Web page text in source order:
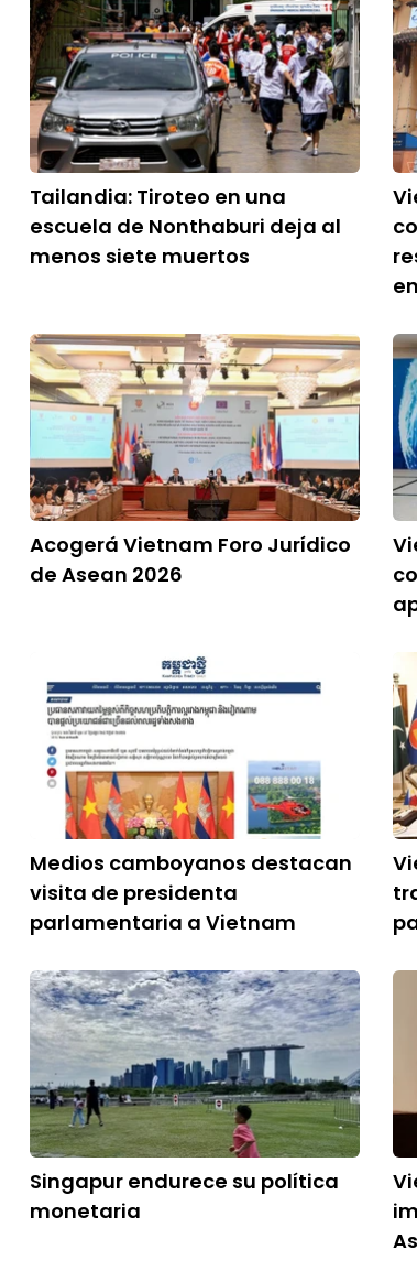
Tailandia: Tiroteo en una
escuela de Nonthaburi deja al
menos siete muertos
Acogerá Vietnam Foro Jurídico
de Asean 2026
Medios camboyanos destacan
visita de presidenta
parlamentaria a Vietnam
Singapur endurece su política
monetaria